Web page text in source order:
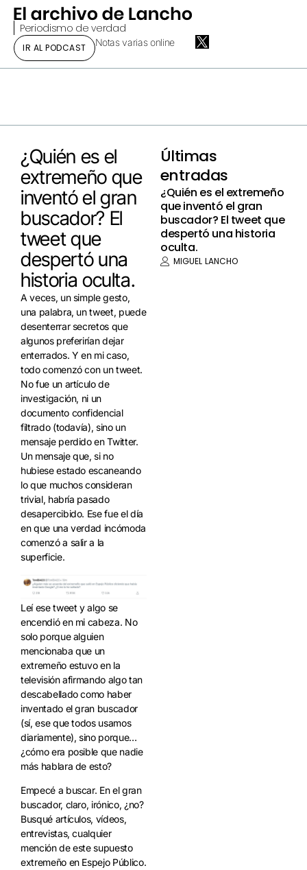
Periodismo de verdad
IR AL PODCAST Notas varias online
¿Quién es el
extremeño que
inventó el gran
buscador? El
tweet que
despertó una
historia oculta.
A veces, un simple gesto,
una palabra, un tweet, puede
desenterrar secretos que
algunos preferirían dejar
enterrados. Y en mi caso,
todo comenzó con un tweet.
No fue un artículo de
investigación, ni un
documento confidencial
filtrado (todavía), sino un
mensaje perdido en Twitter.
Un mensaje que, si no
hubiese estado escaneando
lo que muchos consideran
trivial, habría pasado
desapercibido. Ese fue el día
en que una verdad incómoda
comenzó a salir a la
superficie.
Leí ese tweet y algo se
encendió en mi cabeza. No
solo porque alguien
mencionaba que un
extremeño estuvo en la
televisión afirmando algo tan
descabellado como haber
inventado el gran buscador
(sí, ese que todos usamos
diariamente), sino porque…
¿cómo era posible que nadie
más hablara de esto?
Empecé a buscar. En el gran
buscador, claro, irónico, ¿no?
Busqué artículos, vídeos,
entrevistas, cualquier
mención de este supuesto
extremeño en Espejo Público.
Últimas
entradas
¿Quién es el extremeño
que inventó el gran
buscador? El tweet que
despertó una historia
oculta.
MIGUEL LANCHO